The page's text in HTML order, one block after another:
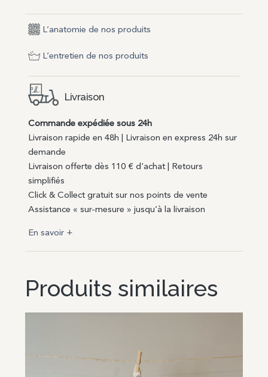
L’anatomie de nos produits
L’entretien de nos produits
Livraison
Commande expédiée sous 24h
Livraison rapide en 48h | Livraison en express 24h sur
demande
Livraison offerte dès 110 € d’achat | Retours
simplifiés
Click & Collect gratuit sur nos points de vente
Assistance « sur-mesure » jusqu’à la livraison
En savoir +
Produits similaires